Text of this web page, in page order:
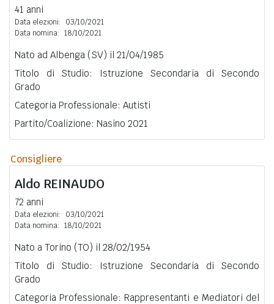
41 anni
Data elezioni:
03/10/2021
Data nomina: 18/10/2021
Nato ad Albenga (SV) il 21/04/1985
Titolo di Studio: Istruzione Secondaria di Secondo
Grado
Categoria Professionale: Autisti
Partito/Coalizione: Nasino 2021
Consigliere
Aldo REINAUDO
72 anni
Data elezioni:
03/10/2021
Data nomina: 18/10/2021
Nato a Torino (TO) il 28/02/1954
Titolo di Studio: Istruzione Secondaria di Secondo
Grado
Categoria Professionale: Rappresentanti e Mediatori del